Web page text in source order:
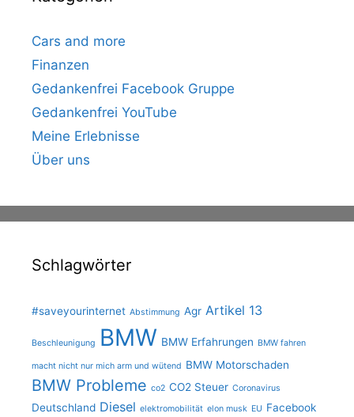
Cars and more
Finanzen
Gedankenfrei Facebook Gruppe
Gedankenfrei YouTube
Meine Erlebnisse
Über uns
Schlagwörter
#saveyourinternet Abstimmung Agr Artikel 13
Beschleunigung BMW BMW Erfahrungen BMW fahren
macht nicht nur mich arm und wütend BMW Motorschaden
BMW Probleme co2 CO2 Steuer Coronavirus
Deutschland Diesel elektromobilität elon musk EU Facebook